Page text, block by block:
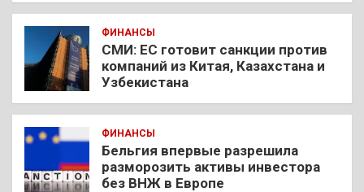
ФИНАНСЫ
СМИ: ЕС готовит санкции против
компаний из Китая, Казахстана и
Узбекистана
ФИНАНСЫ
Бельгия впервые разрешила
разморозить активы инвестора
без ВНЖ в Европе